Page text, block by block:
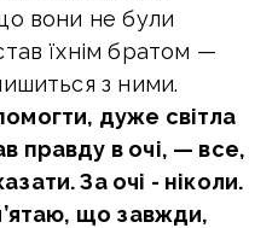
вони не були
їхнім братом —
з ними.
дуже світла
правду в очі, — все,
За очі - ніколи.
що завжди,